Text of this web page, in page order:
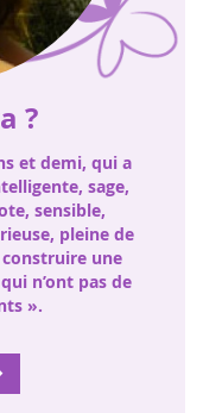
?
et demi, qui a
sage,
sensible,
pleine de
une
n’ont pas de
».